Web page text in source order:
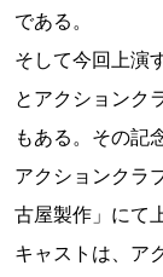
である。
そして今回上演
とアクションク
もある。その記
アクションクラ
古屋製作」にて
キャストは、ア